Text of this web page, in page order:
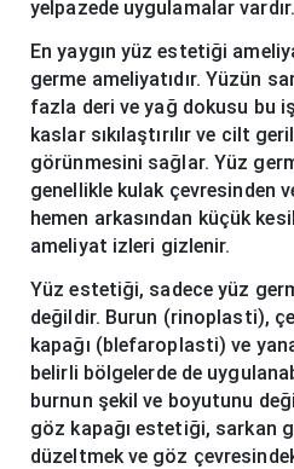
yelpazede uygulamalar vardır.
En yaygın yüz estetiği
germe ameliyatıdır. Yüzün
fazla deri ve yağ dokusu bu
kaslar sıkılaştırılır ve cilt
görünmesini sağlar. Yüz
genellikle kulak çevresinden
hemen arkasından küçük
ameliyat izleri gizlenir.
Yüz estetiği, sadece yüz
değildir. Burun (rinoplasti),
kapağı (blefaroplasti) ve
belirli bölgelerde de
burnun şekil ve boyutunu
göz kapağı estetiği, sarkan
düzeltmek ve göz